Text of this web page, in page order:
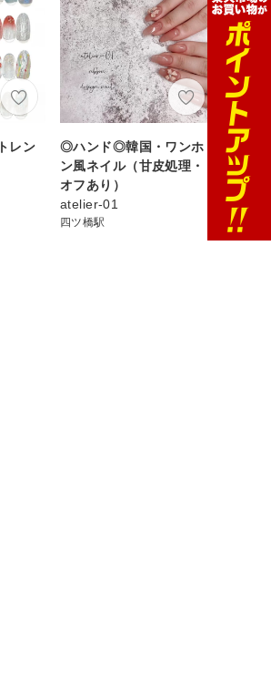
レン
◎ハンド◎韓国・ワンホ
ン風ネイル（甘皮処理・
オフあり）
atelier-01
四ツ橋駅